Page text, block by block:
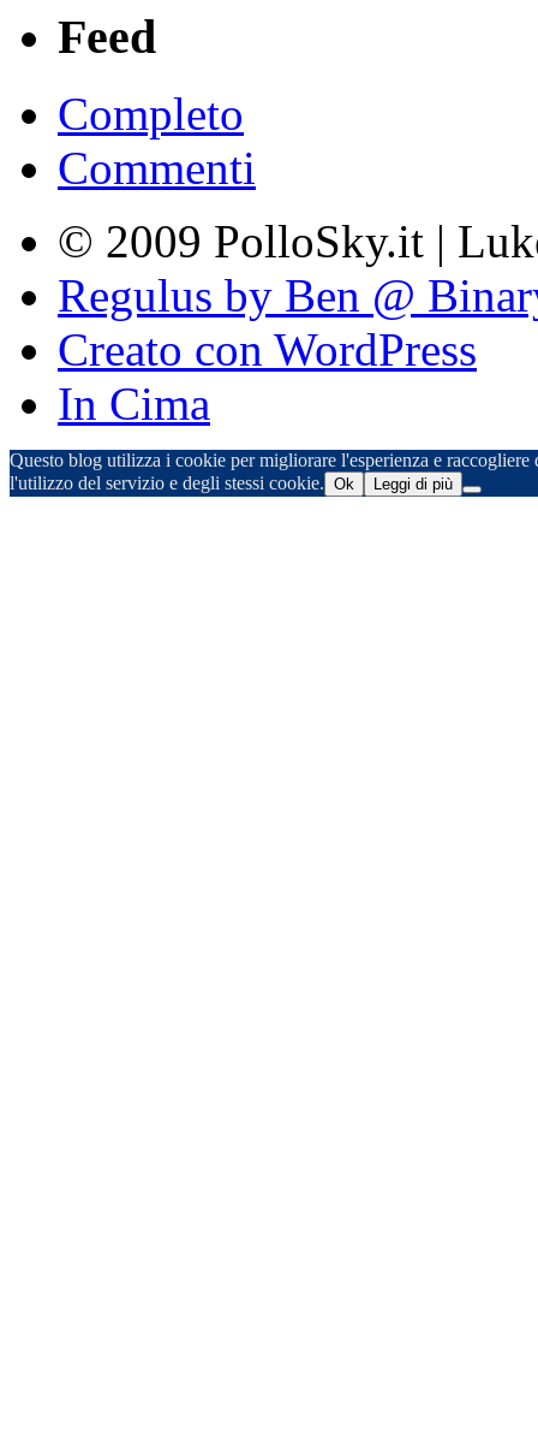
Feed
Completo
Commenti
© 2009 PolloSky.it |
Regulus by Ben @
Creato con WordPress
In Cima
Questo blog utilizza i cookie per migliorare l'esperienza e
l'utilizzo del servizio e degli stessi cookie. Ok Leggi di più